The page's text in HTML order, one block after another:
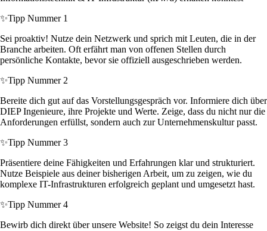
✨Tipp Nummer 1
Sei proaktiv! Nutze dein Netzwerk und sprich mit Leuten, die in der
Branche arbeiten. Oft erfährt man von offenen Stellen durch
persönliche Kontakte, bevor sie offiziell ausgeschrieben werden.
✨Tipp Nummer 2
Bereite dich gut auf das Vorstellungsgespräch vor. Informiere dich über
DIEP Ingenieure, ihre Projekte und Werte. Zeige, dass du nicht nur die
Anforderungen erfüllst, sondern auch zur Unternehmenskultur passt.
✨Tipp Nummer 3
Präsentiere deine Fähigkeiten und Erfahrungen klar und strukturiert.
Nutze Beispiele aus deiner bisherigen Arbeit, um zu zeigen, wie du
komplexe IT-Infrastrukturen erfolgreich geplant und umgesetzt hast.
✨Tipp Nummer 4
Bewirb dich direkt über unsere Website! So zeigst du dein Interesse